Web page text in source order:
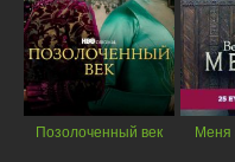
Позолоченный век Меня